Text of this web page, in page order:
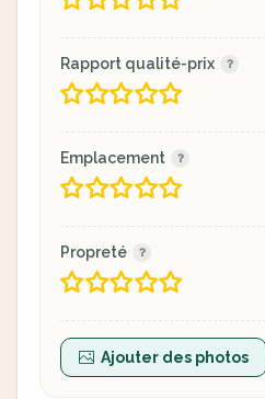
Rapport qualité-prix
Emplacement
Propreté
Ajouter des photos